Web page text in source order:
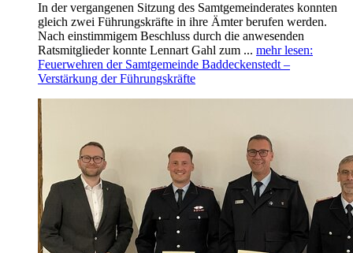
In der vergangenen Sitzung des Samtgemeinderates konnten
gleich zwei Führungskräfte in ihre Ämter berufen werden.
Nach einstimmigem Beschluss durch die anwesenden
Ratsmitglieder konnte Lennart Gahl zum ... mehr lesen:
Feuerwehren der Samtgemeinde Baddeckenstedt –
Verstärkung der Führungskräfte